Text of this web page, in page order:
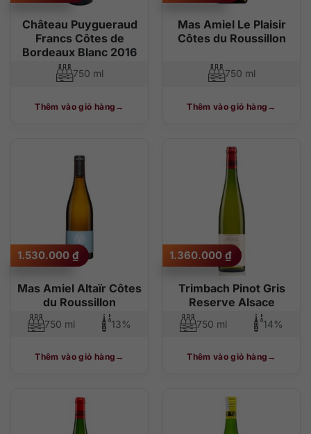
Château Puygueraud
Francs Côtes de
Bordeaux Blanc 2016
750 ml
Thêm vào giỏ hàng
Mas Amiel Le Plaisir
Côtes du Roussillon
750 ml
Thêm vào giỏ hàng
Mas Amiel Altaïr Côtes
du Roussillon
1.530.000 ₫
750 ml 13%
Thêm vào giỏ hàng
Trimbach Pinot Gris
Reserve Alsace
1.360.000 ₫
750 ml 14%
Thêm vào giỏ hàng